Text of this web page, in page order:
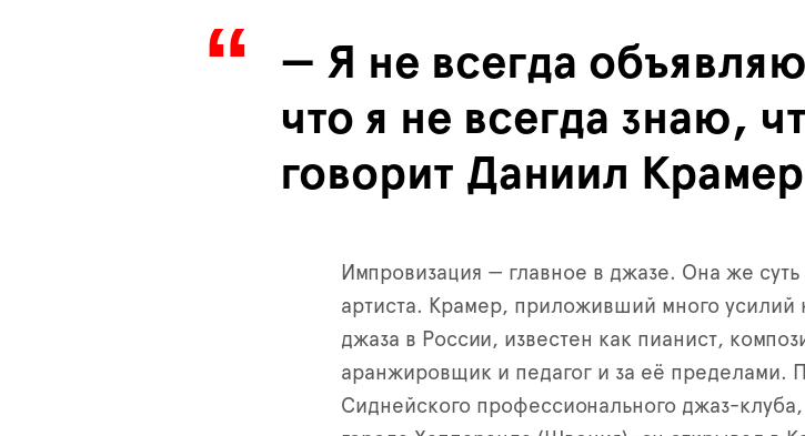
— Я не всегда
что я не всегда знаю,
говорит Даниил
Импровизация — главное в джазе. Она же
артиста. Крамер, приложивший много усилий
джаза в России, известен как пианист,
аранжировщик и педагог и за её пределами.
Сиднейского профессионального джаз-